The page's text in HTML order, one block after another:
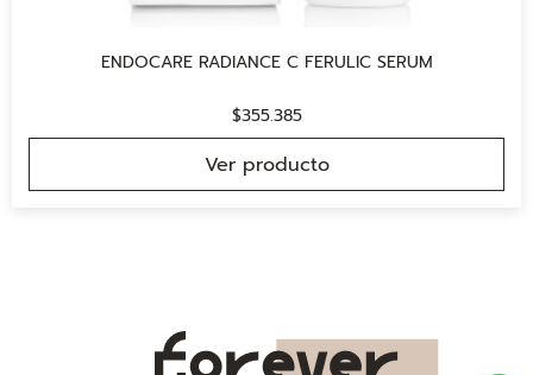
ENDOCARE RADIANCE C FERULIC SERUM
$355.385
Ver producto